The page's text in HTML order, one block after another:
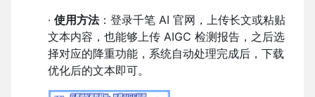
· 使用方法：登录千笔 AI 官网，上传长文或粘贴
文本内容，也能够上传 AIGC 检测报告，之后选
择对应的降重功能，系统自动处理完成后，下载
优化后的文本即可。